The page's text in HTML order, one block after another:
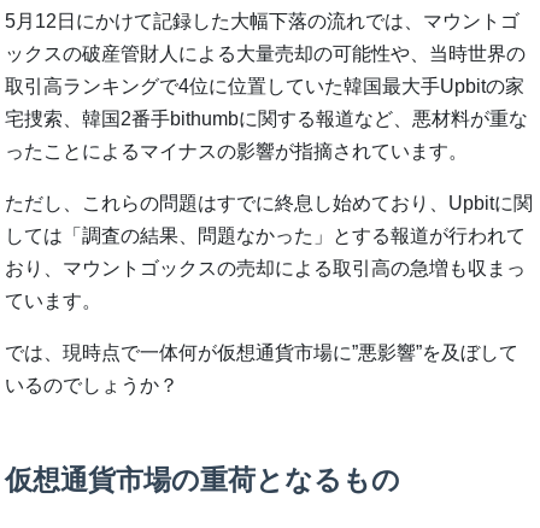
5月12日にかけて記録した大幅下落の流れでは、マウントゴ
ックスの破産管財人による大量売却の可能性や、当時世界の
取引高ランキングで4位に位置していた韓国最大手Upbitの家
宅捜索、韓国2番手bithumbに関する報道など、悪材料が重な
ったことによるマイナスの影響が指摘されています。
ただし、これらの問題はすでに終息し始めており、Upbitに関
しては「調査の結果、問題なかった」とする報道が行われて
おり、マウントゴックスの売却による取引高の急増も収まっ
ています。
では、現時点で一体何が仮想通貨市場に”悪影響”を及ぼして
いるのでしょうか？
仮想通貨市場の重荷となるもの